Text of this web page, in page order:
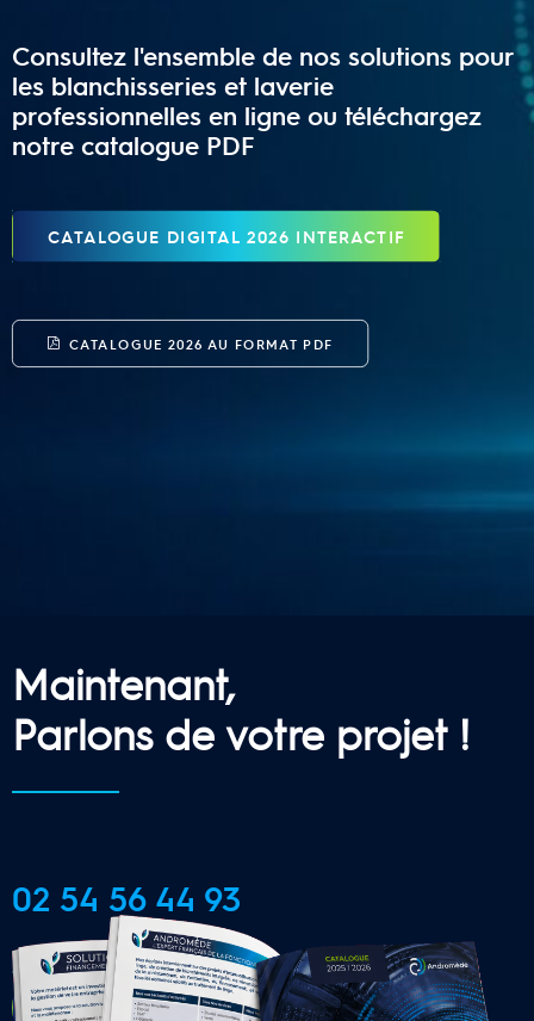
Consultez l'ensemble de nos solutions pour
les blanchisseries et laverie
professionnelles en ligne ou téléchargez
notre catalogue PDF
CATALOGUE DIGITAL 2026 INTERACTIF
CATALOGUE 2026 AU FORMAT PDF
Maintenant,
Parlons de votre projet !
02 54 56 44 93
CONTACTER UNE AGENCE